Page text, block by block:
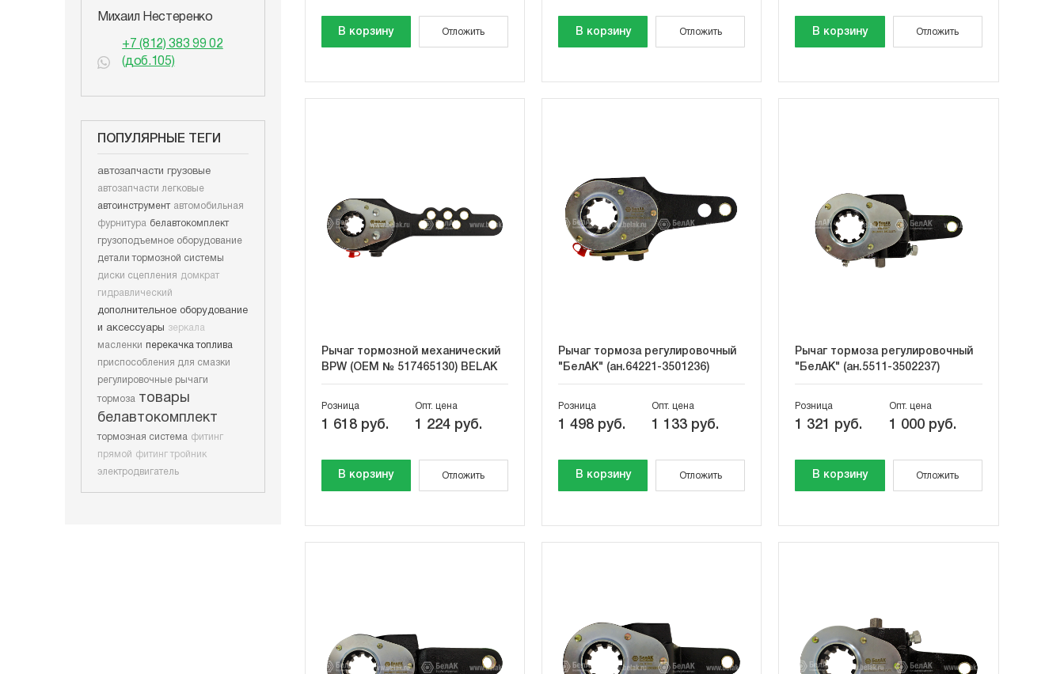
Михаил Нестеренко
+7 (812) 383 99 02
(доб.105)
ПОПУЛЯРНЫЕ ТЕГИ
автозапчасти грузовые
автозапчасти легковые
автоинструмент автомобильная
фурнитура белавтокомплект
грузоподъемное оборудование
детали тормозной системы
диски сцепления
домкрат
гидравлический
дополнительное оборудование
и аксессуары зеркала
масленки перекачка топлива
приспособления для смазки
регулировочные рычаги
тормоза товары
белавтокомплект
тормозная система фитинг
прямой фитинг тройник
электродвигатель
В корзину Отложить В корзину Отложить В корзину Отложить
Рычаг тормозной механический
BPW (OEM № 517465130) BELAK
Розница
1 618 руб.
Опт. цена
1 224 руб.
В корзину Отложить
Рычаг тормоза регулировочный
"БелАК" (ан.64221-3501236)
Розница
1 498 руб.
Опт. цена
1 133 руб.
В корзину Отложить
Рычаг тормоза регулировочный
"БелАК" (ан.5511-3502237)
Розница
1 321 руб.
Опт. цена
1 000 руб.
В корзину Отложить